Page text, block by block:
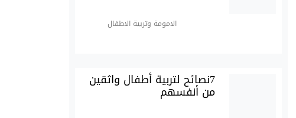
الامومة وتربية الاطفال
7نصائح لتربية أطفال واثقين
من أنفسهم